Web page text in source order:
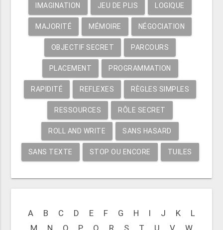
IMAGINATION JEU DE PLIS LOGIQUE
MAJORITÉ MÉMOIRE NÉGOCIATION
OBJECTIF SECRET PARCOURS
PLACEMENT PROGRAMMATION
RAPIDITÉ REFLEXES RÈGLES SIMPLES
RESSOURCES RÔLE SECRET
ROLL AND WRITE SANS HASARD
SANS TEXTE STOP OU ENCORE TUILES
A B C D E F G H I J K
L